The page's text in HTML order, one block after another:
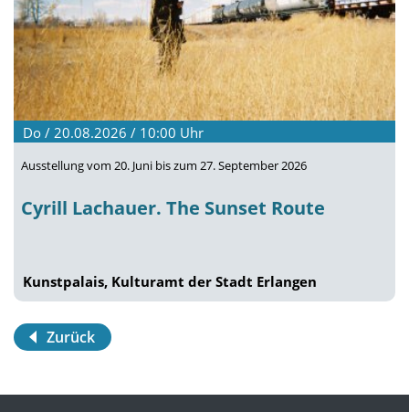
Do / 20.08.2026 / 10:00 Uhr
Ausstellung vom 20. Juni bis zum 27. September 2026
Cyrill Lachauer. The Sunset Route
Kunstpalais, Kulturamt der Stadt Erlangen
Zurück